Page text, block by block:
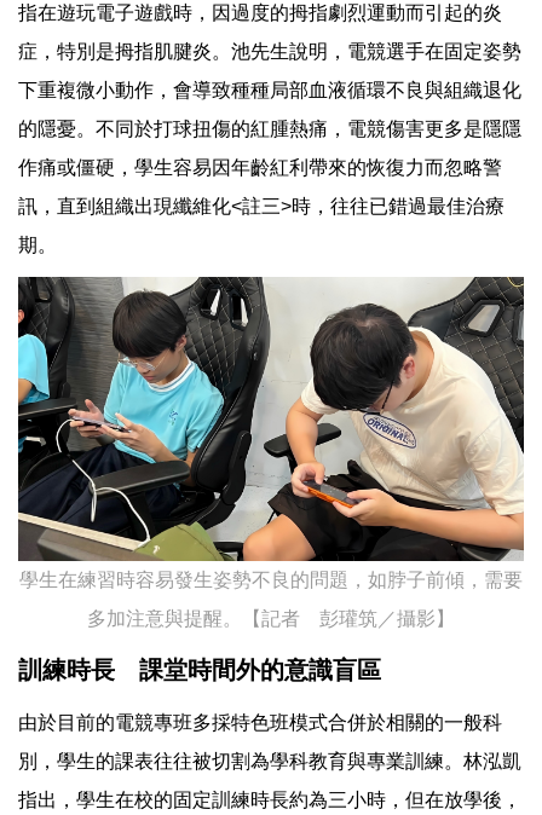
指在遊玩電子遊戲時，因過度的拇指劇烈運動而引起的炎
症，特別是拇指肌腱炎。池先生說明，電競選手在固定姿勢
下重複微小動作，會導致種種局部血液循環不良與組織退化
的隱憂。不同於打球扭傷的紅腫熱痛，電競傷害更多是隱隱
作痛或僵硬，學生容易因年齡紅利帶來的恢復力而忽略警
訊，直到組織出現纖維化<註三>時，往往已錯過最佳治療
期。
學生在練習時容易發生姿勢不良的問題，如脖子前傾，需要
多加注意與提醒。【記者 彭瓘筑／攝影】
訓練時長 課堂時間外的意識盲區
由於目前的電競專班多採特色班模式合併於相關的一般科
別，學生的課表往往被切割為學科教育與專業訓練。林泓凱
指出，學生在校的固定訓練時長約為三小時，但在放學後，